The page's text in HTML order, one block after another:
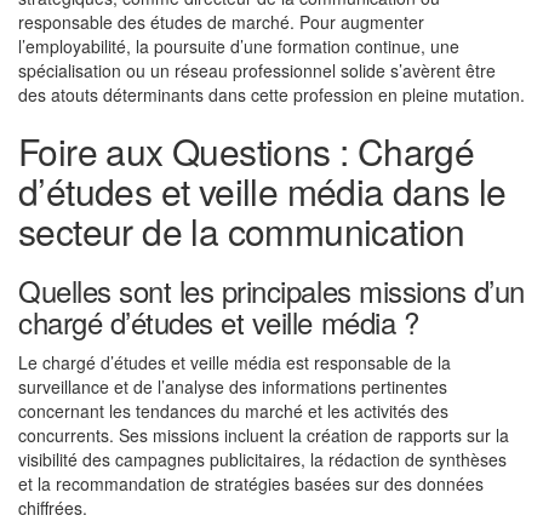
responsable des études de marché. Pour augmenter
l’employabilité, la poursuite d’une formation continue, une
spécialisation ou un réseau professionnel solide s’avèrent être
des atouts déterminants dans cette profession en pleine mutation.
Foire aux Questions : Chargé
d’études et veille média dans le
secteur de la communication
Quelles sont les principales missions d’un
chargé d’études et veille média ?
Le chargé d’études et veille média est responsable de la
surveillance et de l’analyse des informations pertinentes
concernant les tendances du marché et les activités des
concurrents. Ses missions incluent la création de rapports sur la
visibilité des campagnes publicitaires, la rédaction de synthèses
et la recommandation de stratégies basées sur des données
chiffrées.